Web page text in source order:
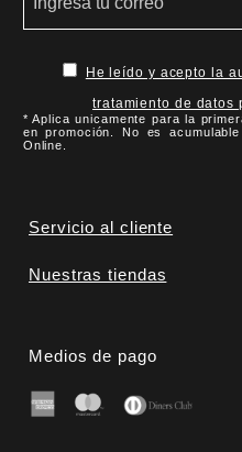
He leído y acepto la
tratamiento de datos
* Aplica unicamente para la
en promoción. No es
Online.
Servicio al cliente
Nuestras tiendas
Medios de pago